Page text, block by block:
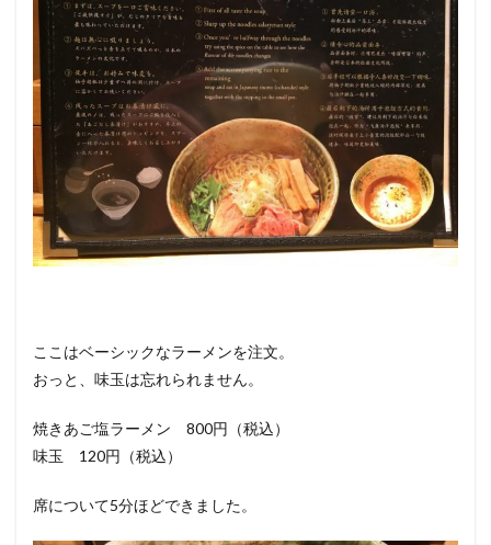
ここはベーシックなラーメンを注文。
おっと、味玉は忘れられません。
焼きあご塩ラーメン 800円（税込）
味玉 120円（税込）
席について5分ほどできました。